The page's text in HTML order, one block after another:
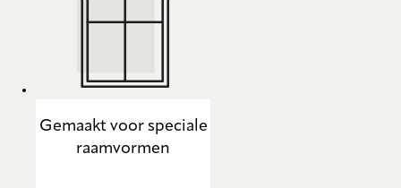
Gemaakt voor speciale
raamvormen